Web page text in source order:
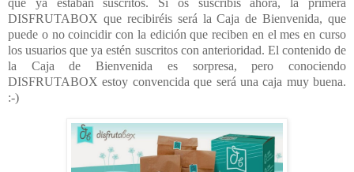
DISFRUTABOX que recibiréis será la Caja de Bienvenida, que
puede o no coincidir con la edición que reciben en el mes en curso
los usuarios que ya estén suscritos con anterioridad. El contenido de
la Caja de Bienvenida es sorpresa, pero conociendo
DISFRUTABOX estoy convencida que será una caja muy buena.
:-)